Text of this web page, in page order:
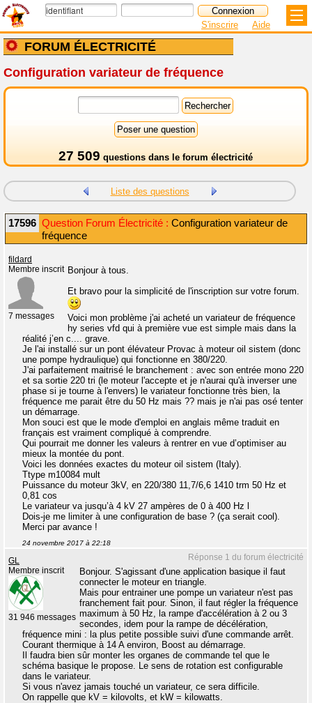
FORUM ÉLECTRICITÉ
S'inscrire Aide
Configuration variateur de fréquence
27 509 questions dans le forum électricité
Liste des questions
17596 Question Forum Électricité : Configuration variateur de
fréquence
fildard
Membre inscrit
7 messages
Bonjour à tous.
Et bravo pour la simplicité de l'inscription sur votre forum.
Voici mon problème j'ai acheté un variateur de fréquence
hy series vfd qui à première vue est simple mais dans la
réalité j’en c.... grave.
Je l'ai installé sur un pont élévateur Provac à moteur oil sistem (donc
une pompe hydraulique) qui fonctionne en 380/220.
J'ai parfaitement maitrisé le branchement : avec son entrée mono 220
et sa sortie 220 tri (le moteur l'accepte et je n'aurai qu'à inverser une
phase si je tourne à l'envers) le variateur fonctionne très bien, la
fréquence me parait être du 50 Hz mais ?? mais je n'ai pas osé tenter
un démarrage.
Mon souci est que le mode d'emploi en anglais même traduit en
français est vraiment compliqué à comprendre.
Qui pourrait me donner les valeurs à rentrer en vue d’optimiser au
mieux la montée du pont.
Voici les données exactes du moteur oil sistem (Italy).
Ttype m10084 mult
Puissance du moteur 3kV, en 220/380 11,7/6,6 1410 trm 50 Hz et
0,81 cos
Le variateur va jusqu’à 4 kV 27 ampères de 0 à 400 Hz l
Dois-je me limiter à une configuration de base ? (ça serait cool).
Merci par avance !
24 novembre 2017 à 22:18
Réponse 1 du forum électricité
GL
Membre inscrit
31 946 messages
Bonjour. S'agissant d'une application basique il faut
connecter le moteur en triangle.
Mais pour entrainer une pompe un variateur n'est pas
franchement fait pour. Sinon, il faut régler la fréquence
maximum à 50 Hz, la rampe d'accélération à 2 ou 3
secondes, idem pour la rampe de décélération,
fréquence mini : la plus petite possible suivi d'une commande arrêt.
Courant thermique à 14 A environ, Boost au démarrage.
Il faudra bien sûr monter les organes de commande tel que le
schéma basique le propose. Le sens de rotation est configurable
dans le variateur.
Si vous n'avez jamais touché un variateur, ce sera difficile.
On rappelle que kV = kilovolts, et kW = kilowatts.